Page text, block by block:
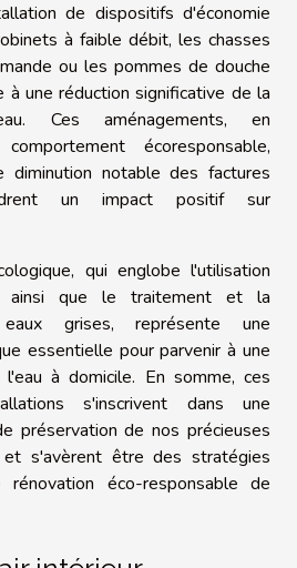
de dispositifs d'économie
à faible débit, les chasses
ou les pommes de douche
à une réduction significative de la
Ces aménagements, en
écoresponsable,
diminution notable des factures
un impact positif sur
qui englobe l'utilisation
ainsi que le traitement et la
grises, représente une
essentielle pour parvenir à une
à domicile. En somme, ces
s'inscrivent dans une
préservation de nos précieuses
s'avèrent être des stratégies
éco-responsable de